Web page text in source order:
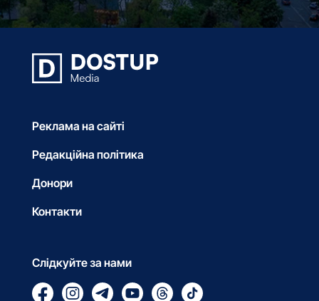
Реклама на сайті
Редакційна політика
Донори
Контакти
Слідкуйте за нами